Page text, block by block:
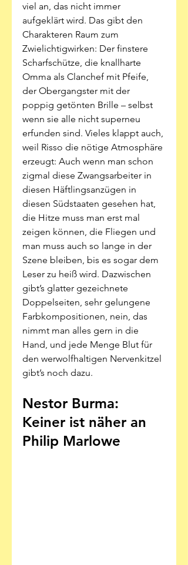
viel an, das nicht immer
aufgeklärt wird. Das gibt den
Charakteren Raum zum
Zwielichtigwirken: Der finstere
Scharfschütze, die knallharte
Omma als Clanchef mit Pfeife,
der Obergangster mit der
poppig getönten Brille – selbst
wenn sie alle nicht superneu
erfunden sind. Vieles klappt auch,
weil Risso die nötige Atmosphäre
erzeugt: Auch wenn man schon
zigmal diese Zwangsarbeiter in
diesen Häftlingsanzügen in
diesen Südstaaten gesehen hat,
die Hitze muss man erst mal
zeigen können, die Fliegen und
man muss auch so lange in der
Szene bleiben, bis es sogar dem
Leser zu heiß wird. Dazwischen
gibt’s glatter gezeichnete
Doppelseiten, sehr gelungene
Farbkompositionen, nein, das
nimmt man alles gern in die
Hand, und jede Menge Blut für
den werwolfhaltigen Nervenkitzel
gibt’s noch dazu.
Nestor Burma:
Keiner ist näher an
Philip Marlowe